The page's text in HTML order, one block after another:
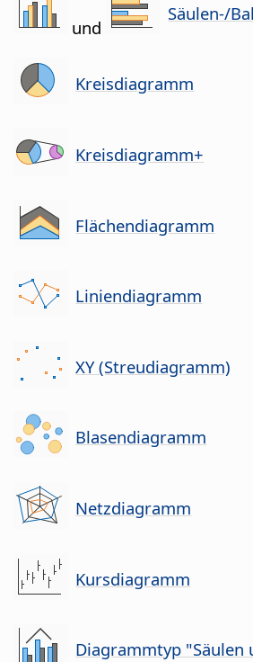
und
Säulen-/
Kreisdiagramm
Kreisdiagramm+
Flächendiagramm
Liniendiagramm
XY (Streudiagramm)
Blasendiagramm
Netzdiagramm
Kursdiagramm
Diagrammtyp "Säulen